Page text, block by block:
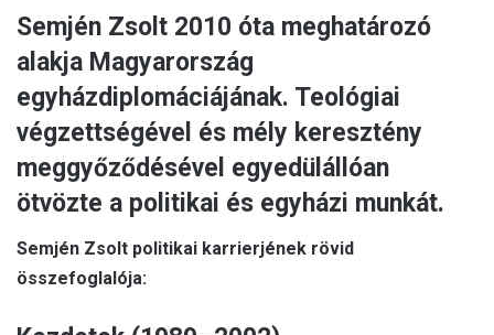
Semjén Zsolt 2010 óta meghatározó
alakja Magyarország
egyházdiplomáciájának. Teológiai
végzettségével és mély keresztény
meggyőződésével egyedülállóan
ötvözte a politikai és egyházi munkát.
Semjén Zsolt politikai karrierjének rövid
összefoglalója: